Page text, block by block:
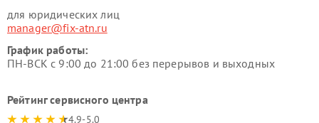
для юридических лиц
manager@fix-atn.ru
График работы:
ПН-ВСК с 9:00 до 21:00 без перерывов и выходных
Рейтинг сервисного центра
4.9-5.0